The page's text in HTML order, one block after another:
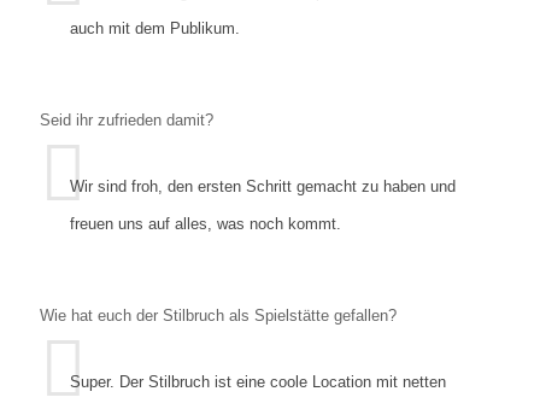
auch mit dem Publikum.
Seid ihr zufrieden damit?
Wir sind froh, den ersten Schritt gemacht zu haben und
freuen uns auf alles, was noch kommt.
Wie hat euch der Stilbruch als Spielstätte gefallen?
Super. Der Stilbruch ist eine coole Location mit netten